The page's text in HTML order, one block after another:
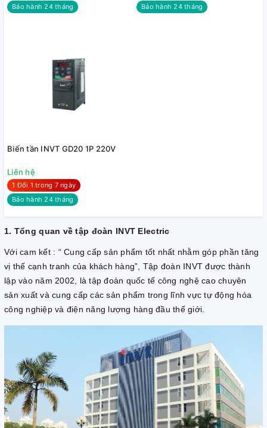
Bảo hành 24 tháng Bảo hành 24 tháng
Biến tần INVT GD20 1P 220V
Liên hệ
1 Đổi 1 trong 7 ngày
Bảo hành 24 tháng
1. Tổng quan về tập đoàn INVT Electric
Với cam kết : “ Cung cấp sản phẩm tốt nhất nhằm góp phần tăng
vị thế cạnh tranh của khách hàng”, Tập đoàn INVT được thành
lập vào năm 2002, là tập đoàn quốc tế công nghệ cao chuyên
sản xuất và cung cấp các sản phẩm trong lĩnh vực tự động hóa
công nghiệp và điện năng lượng hàng đầu thế giới.